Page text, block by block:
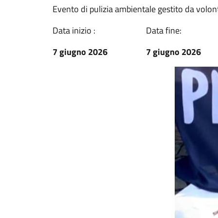
Evento di pulizia ambientale gestito da
Data inizio :
7 giugno 2026
Data fine:
7 giugno 2026